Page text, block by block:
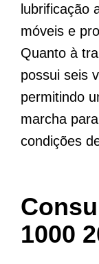
lubrificação
móveis e
Quanto à
possui seis
permitindo
marcha
condições
1000